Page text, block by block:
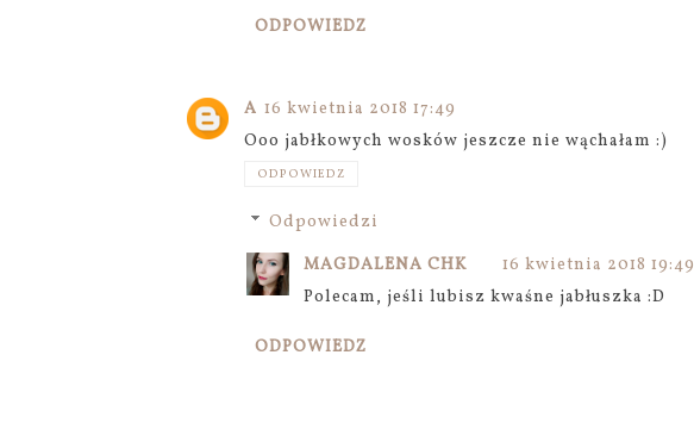
ODPOWIEDZ
A 16 kwietnia 2018 17:49
Ooo jabłkowych wosków jeszcze nie wąchałam :)
ODPOWIEDZ
Odpowiedzi
MAGDALENA CHK
16 kwietnia 2018 19:49
Polecam, jeśli lubisz kwaśne jabłuszka :D
ODPOWIEDZ